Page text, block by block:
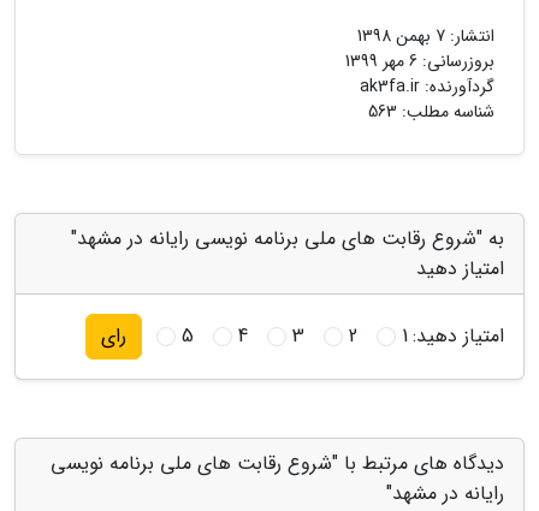
انتشار: 7 بهمن 1398
بروزرسانی: 6 مهر 1399
گردآورنده: ak3fa.ir
شناسه مطلب: 563
به "شروع رقابت های ملی برنامه نویسی رایانه در مشهد"
امتیاز دهید
امتیاز دهید:1
2
3
4
5 رای
دیدگاه های مرتبط با "شروع رقابت های ملی برنامه نویسی
رایانه در مشهد"